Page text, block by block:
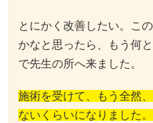
とにかく改善したい。こ
かなと思ったら、もう何
で先生の所へ来ました。
施術を受けて、もう全然
ないくらいになりました。